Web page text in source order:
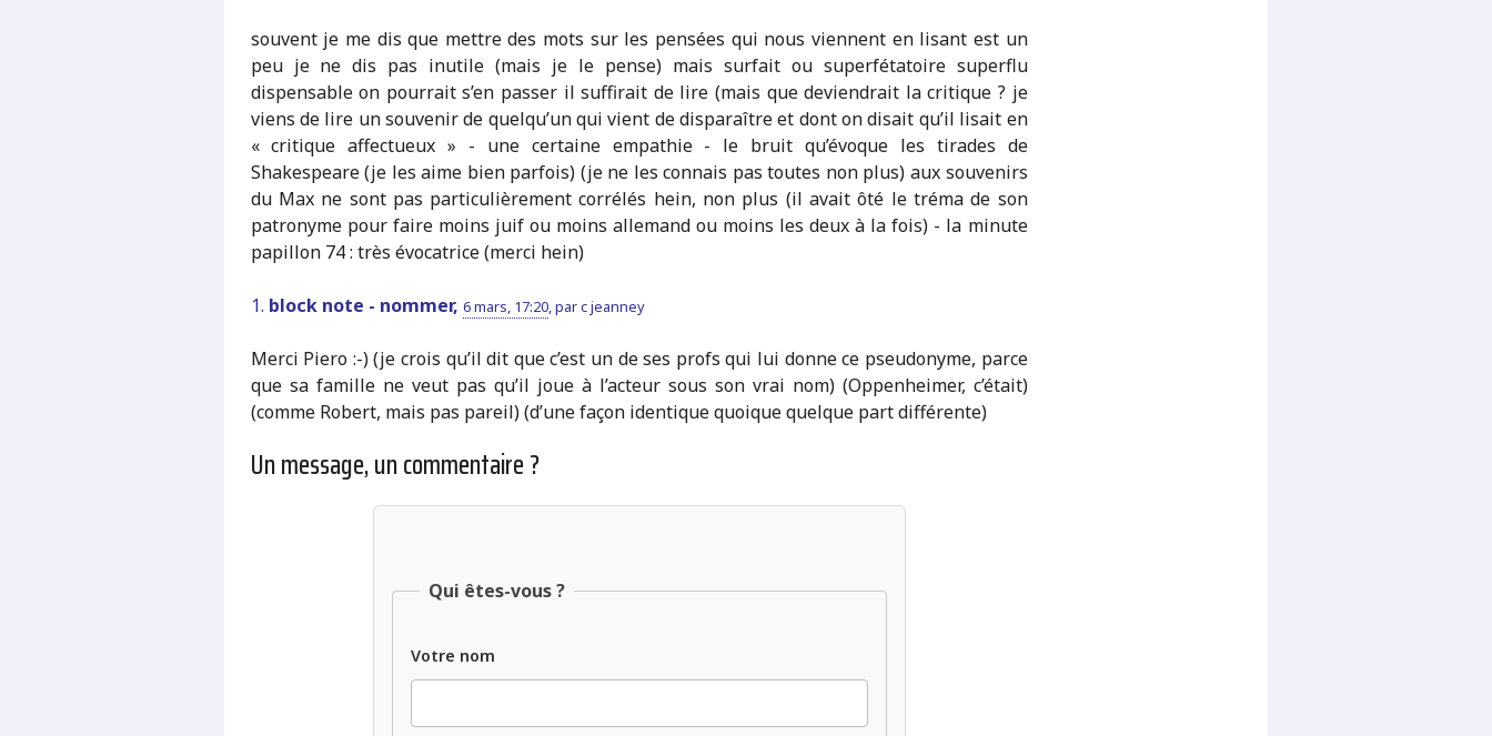
souvent je me dis que mettre des mots sur les pensées qui nous viennent en lisant est un
peu je ne dis pas inutile (mais je le pense) mais surfait ou superfétatoire superflu
dispensable on pourrait s’en passer il suffirait de lire (mais que deviendrait la critique ? je
viens de lire un souvenir de quelqu’un qui vient de disparaître et dont on disait qu’il lisait en
« critique affectueux » - une certaine empathie - le bruit qu’évoque les tirades de
Shakespeare (je les aime bien parfois) (je ne les connais pas toutes non plus) aux souvenirs
du Max ne sont pas particulièrement corrélés hein, non plus (il avait ôté le tréma de son
patronyme pour faire moins juif ou moins allemand ou moins les deux à la fois) - la minute
papillon 74 : très évocatrice (merci hein)
1. block note - nommer, 6 mars, 17:20,parc jeanney
Merci Piero :-) (je crois qu’il dit que c’est un de ses profs qui lui donne ce pseudonyme, parce
que sa famille ne veut pas qu’il joue à l’acteur sous son vrai nom) (Oppenheimer, c’était)
(comme Robert, mais pas pareil) (d’une façon identique quoique quelque part différente)
Un message, un commentaire ?
Qui êtes-vous ?
Votre nom